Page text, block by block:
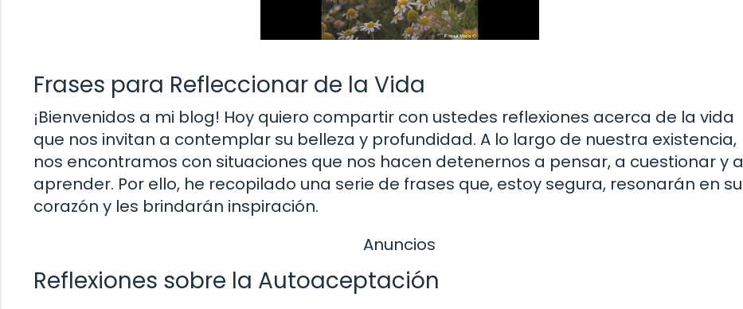
Frases para Refleccionar de la Vida
¡Bienvenidos a mi blog! Hoy quiero compartir con ustedes reflexiones acerca de la vida
que nos invitan a contemplar su belleza y profundidad. A lo largo de nuestra existencia,
nos encontramos con situaciones que nos hacen detenernos a pensar, a cuestionar y a
aprender. Por ello, he recopilado una serie de frases que, estoy segura, resonarán en su
corazón y les brindarán inspiración.
Anuncios
Reflexiones sobre la Autoaceptación